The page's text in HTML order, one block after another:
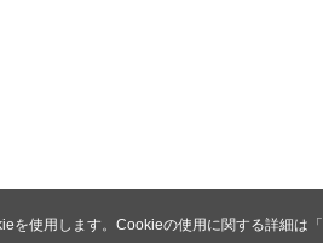
を使用します。Cookieの使用に関する詳細は「